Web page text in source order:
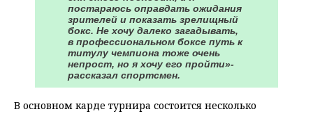
постараюсь оправдать ожидания
зрителей и показать зрелищный
бокс. Не хочу далеко загадывать,
в профессиональном боксе путь к
титулу чемпиона тоже очень
непрост, но я хочу его пройти»-
рассказал спортсмен.
В основном карде турнира состоится несколько